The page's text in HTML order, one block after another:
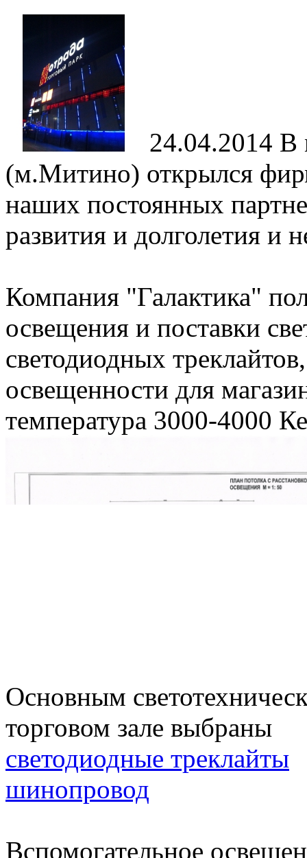
24.04.2014 В
(м.Митино) открылся
наших постоянных
развития и долголетия и
Компания "Галактика"
освещения и поставки
светодиодных
освещенности для
температура 3000-4000
Основным
торговом зале выбраны
светодиодные треклайты
шинопровод
Вспомогательное